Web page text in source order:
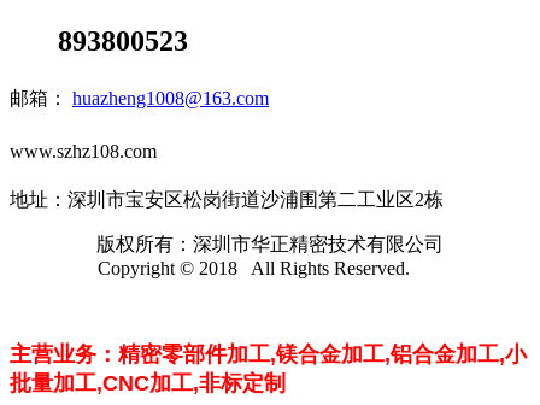
893800523
邮箱： huazheng1008@163.com
www.szhz108.com
地址：深圳市宝安区松岗街道沙浦围第二工业区2栋
版权所有：深圳市华正精密技术有限公司
Copyright © 2018 All Rights Reserved.
主营业务：精密零部件加工,镁合金加工,铝合金加工,小
批量加工,CNC加工,非标定制